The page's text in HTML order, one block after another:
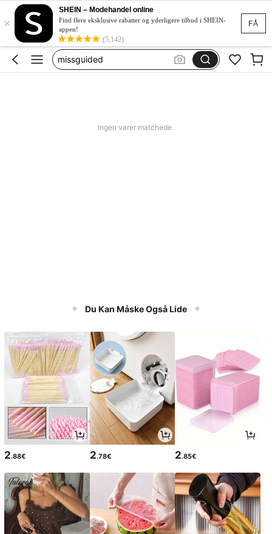
FÅ
×
SHEIN – Modehandel online
Find flere eksklusive rabatter og yderligere tilbud i SHEIN-
appen!
(5,142)
bikini
women swimming wear
missguided
Ingen varer matchede.
Du Kan Måske Også Lide
2.88€ 2.78€ 2.85€